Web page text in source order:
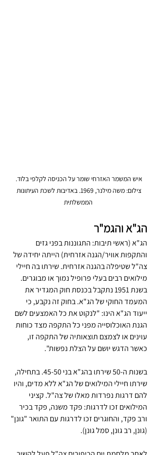
איש המשמר האזרחי שומר על הכניסה לקלפי בלוד.
צילום: משה מילנר, 1969. באדיבות לשכת העיתונות
הממשלתית
הג"א והגמ"ר
הג"א (ראשי תיבות: התגוננות בפני גזים
והתקפות אוויר/הגנה אזרחית) הייתה יחידה של
צה"ל שטיפלה בהגנה אזרחית. שירתו בה חיילי
מילואים רבים בעלי פרופיל נמוך או מבוגרים.
בשנת 1951 נתקבל בכנסת חוק המגדיר את
המעמד החוקי של הג"א. בחוק זה נקבע, כי
ייעוד הג"א הינו: "לנקוט את כל האמצעים לשם
הגנת האוכלוסייה מפני כל התקפה מצד כוחות
עוינים או לצמצם תוצאותיה של התקפה זו,
כאשר הדגש יושם על הצלת נפשות".
בשנות ה-50 שירתו בהג"א בני 45-50. בתחילה,
שירתו חיילי המילואים של הג"א ללא מדים, והיו
להם דרגות נפרדות מאלו של צה"ל. קציני
המילואים זכו לדרגות: פקד משנה, פקד בכיר
ורב פקד, והחוגרים זכו לדרגות עם התואר "גונן"
(גונן, רב גונן, סמל גונן).